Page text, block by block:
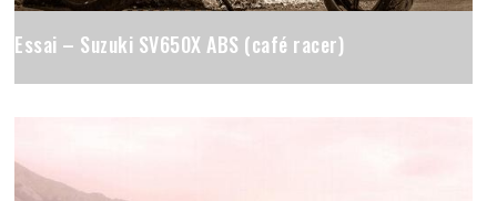
Essai – Suzuki SV650X ABS (café racer)